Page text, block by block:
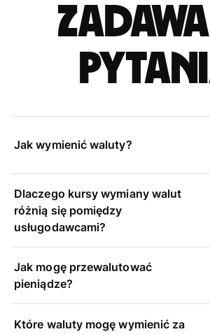
Jak wymienić waluty?
Dlaczego kursy wymiany walut
różnią się pomiędzy
usługodawcami?
Jak mogę przewalutować
pieniądze?
Które waluty mogę wymienić za